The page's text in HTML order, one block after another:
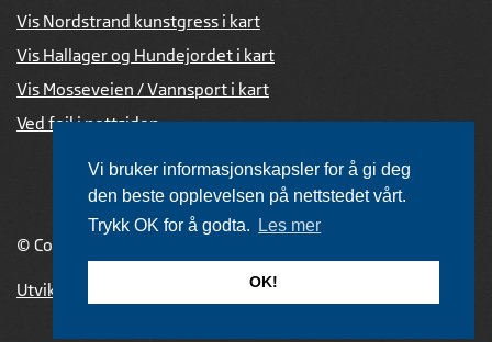
Vi bruker informasjonskapsler for å gi deg
den beste opplevelsen på nettstedet vårt.
Trykk OK for å godta.
Les mer
OK!
Vis Nordstrand kunstgress i kart
Vis Hallager og Hundejordet i kart
Vis Mosseveien / Vannsport i kart
Ved feil i nettsiden
© Copyright 2026 |
Utviklet av Netlab publiseres med eRedaktør